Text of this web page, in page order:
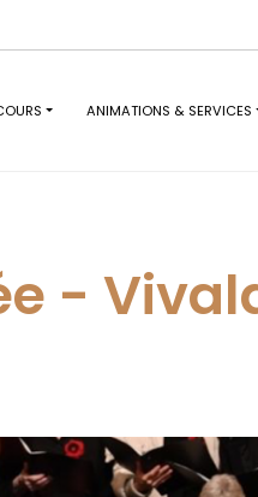
ANIMATIONS & SERVICES
-